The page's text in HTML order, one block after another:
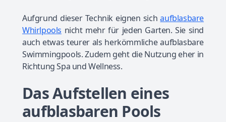
Aufgrund dieser Technik eignen sichaufblasbare
Whirlpools nicht mehr für jeden Garten. Sie sind
auch etwas teurer als herkömmliche aufblasbare
Swimmingpools. Zudem geht die Nutzung eher in
Richtung Spa und Wellness.
Das Aufstellen eines
aufblasbaren Pools